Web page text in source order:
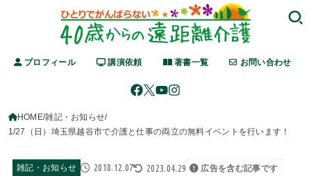
プロフィール 講演依頼 著書一覧 お問い合わせ
HOME 雑記・お知らせ
1/27（日）埼玉県越谷市で介護と仕事の両立の無料イベントを行います！
雑記・お知らせ 2018.12.07 2023.04.29 広告を含む記事です